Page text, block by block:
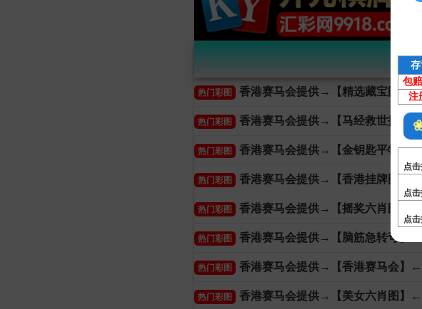
包
注
点
点
点
香
热门彩图 香港赛马会提供→【精选藏宝图】
热门彩图 香港赛马会提供→【马经救世报】
热门彩图 香港赛马会提供→【金钥匙平特】
热门彩图 香港赛马会提供→【香港挂牌图】←
热门彩图 香港赛马会提供→【摇奖六肖图】←
热门彩图 香港赛马会提供→【脑筋急转弯】←
热门彩图 香港赛马会提供→【香港赛马会】
热门彩图 香港赛马会提供→【美女六肖图】